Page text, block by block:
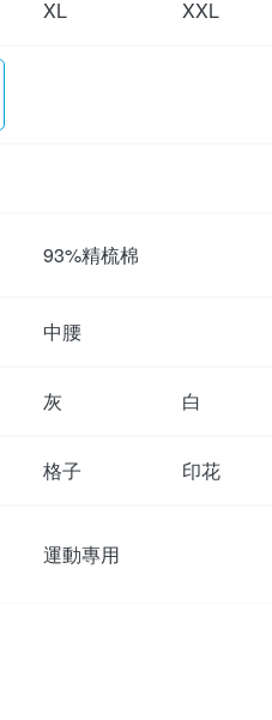
XL XXL
93%精梳棉
中腰
灰 白
格子 印花
運動專用